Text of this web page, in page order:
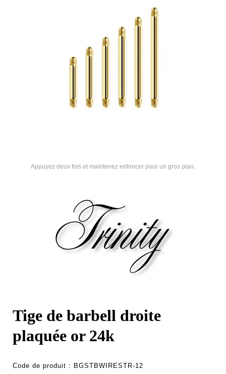
Appuyez deux fois et maintenez enfoncer pour un gros plan.
Tige de barbell droite
plaquée or 24k
Code de produit : BGSTBWIRESTR-12